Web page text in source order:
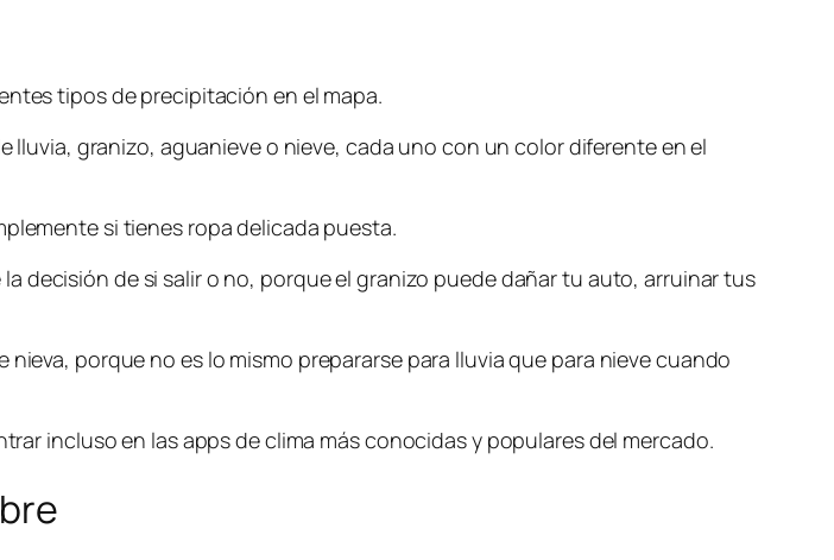
tipos de precipitación en el mapa.
lluvia, granizo, aguanieve o nieve, cada uno con un color diferente en el
si tienes ropa delicada puesta.
decisión de si salir o no, porque el granizo puede dañar tu auto, arruinar tus
porque no es lo mismo prepararse para lluvia que para nieve cuando
incluso en las apps de clima más conocidas y populares del mercado.